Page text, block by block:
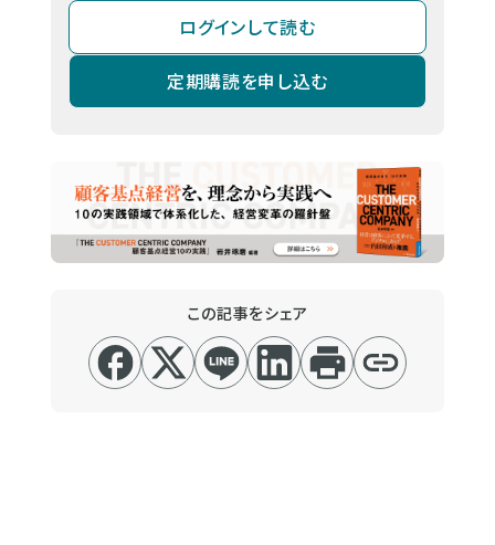
ログインして読む
定期購読を申し込む
この記事をシェア